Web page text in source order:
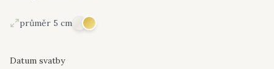
průměr 5 cm
Datum svatby